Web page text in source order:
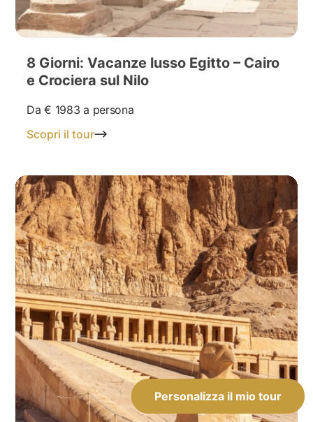
8 Giorni: Vacanze lusso Egitto – Cairo
e Crociera sul Nilo
Da€ 1983 a persona
Scopri il tour
Personalizza il mio tour